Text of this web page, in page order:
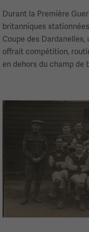
Durant la Première
britanniques
Coupe des
offrait compétition,
en dehors du champ de